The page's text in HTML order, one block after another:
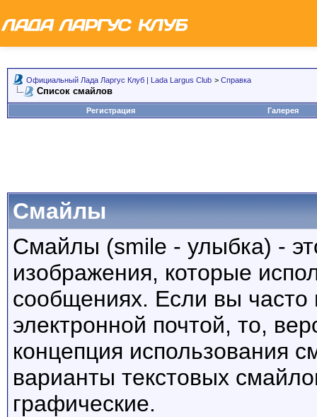
Официальный Лада Ларгус Клуб | Lada Largus Club > Справка
Список смайлов
Регистрация Галерея
Смайлы
Смайлы (smile - улыбка) -
изображения, которые
сообщениях. Если вы часто
электронной почтой, то,
концепция использования
варианты текстовых
графические.